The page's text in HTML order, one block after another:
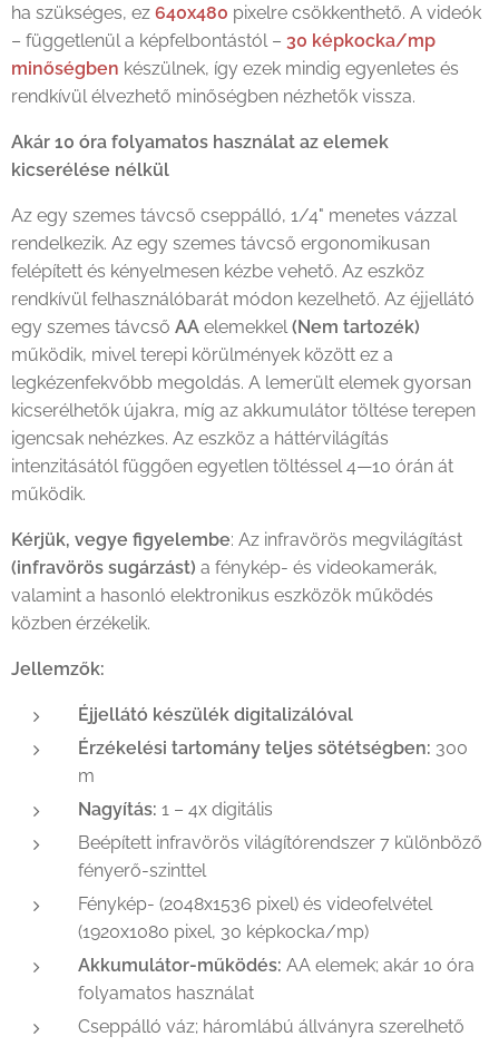
ha szükséges, ez 640x480 pixelre csökkenthető. A videók
– függetlenül a képfelbontástól – 30 képkocka/mp
minőségben készülnek, így ezek mindig egyenletes és
rendkívül élvezhető minőségben nézhetők vissza.
Akár 10 óra folyamatos használat az elemek
kicserélése nélkül
Az egy szemes távcső cseppálló, 1/4" menetes vázzal
rendelkezik. Az egy szemes távcső ergonomikusan
felépített és kényelmesen kézbe vehető. Az eszköz
rendkívül felhasználóbarát módon kezelhető. Az éjjellátó
egy szemes távcső AA elemekkel (Nem tartozék)
működik, mivel terepi körülmények között ez a
legkézenfekvőbb megoldás. A lemerült elemek gyorsan
kicserélhetők újakra, míg az akkumulátor töltése terepen
igencsak nehézkes. Az eszköz a háttérvilágítás
intenzitásától függően egyetlen töltéssel 4—10 órán át
működik.
Kérjük, vegye figyelembe: Az infravörös megvilágítást
(infravörös sugárzást) a fénykép- és videokamerák,
valamint a hasonló elektronikus eszközök működés
közben érzékelik.
Jellemzők:
Éjjellátó készülék digitalizálóval
Érzékelési tartomány teljes sötétségben: 300
m
Nagyítás: 1 – 4x digitális
Beépített infravörös világítórendszer 7 különböző
fényerő-szinttel
Fénykép- (2048x1536 pixel) és videofelvétel
(1920x1080 pixel, 30 képkocka/mp)
Akkumulátor-működés: AA elemek; akár 10 óra
folyamatos használat
Cseppálló váz; háromlábú állványra szerelhető